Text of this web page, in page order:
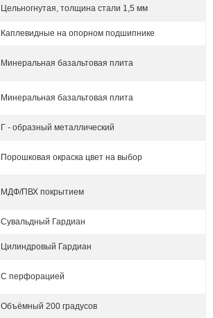
Цельногнутая, толщина стали 1,5 мм
Каплевидные на опорном подшипнике
Минеральная базальтовая плита
Минеральная базальтовая плита
Г - образный металлический
Порошковая окраска цвет на выбор
МДФ/ПВХ покрытием
Сувальдный Гардиан
Цилиндровый Гардиан
С перфорацией
Объёмный 200 градусов